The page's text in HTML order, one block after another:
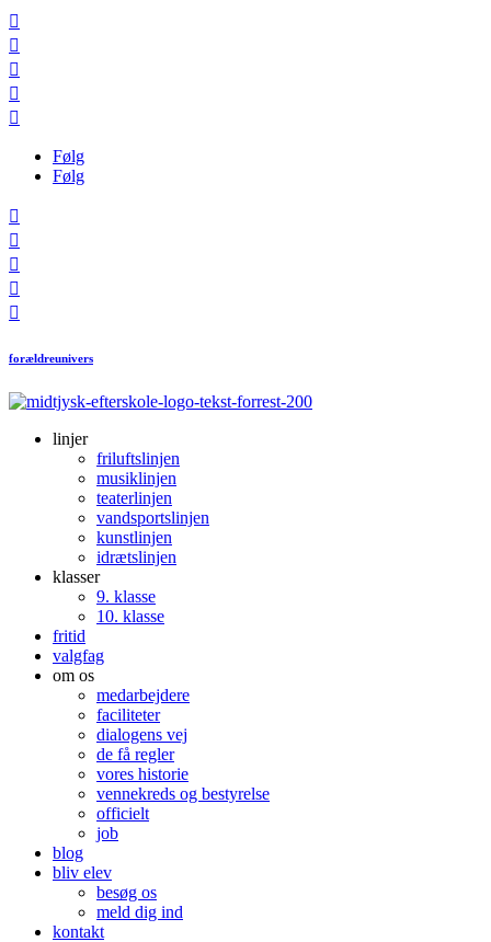





Følg
Følg





forældreunivers
linjer
friluftslinjen
musiklinjen
teaterlinjen
vandsportslinjen
kunstlinjen
idrætslinjen
klasser
9. klasse
10. klasse
fritid
valgfag
om os
medarbejdere
faciliteter
dialogens vej
de få regler
vores historie
vennekreds og bestyrelse
officielt
job
blog
bliv elev
besøg os
meld dig ind
kontakt